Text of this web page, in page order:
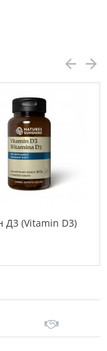
Д3 (Vitamin D3)